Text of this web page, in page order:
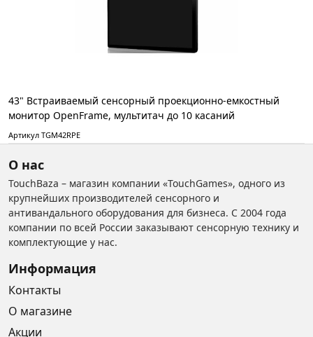
43" Встраиваемый сенсорный проекционно-емкостный
монитор OpenFrame, мультитач до 10 касаний
Артикул TGM42RPE
О нас
TouchBaza – магазин компании «TouchGames», одного из
крупнейших производителей сенсорного и
антивандального оборудования для бизнеса. С 2004 года
компании по всей России заказывают сенсорную технику и
комплектующие у нас.
Информация
Контакты
О магазине
Акции